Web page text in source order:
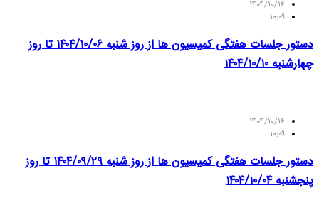
۱۴۰۴/۱۰/۱۶
۱۰:۰۹
دستور جلسات هفتگی کمیسیون ها از روز شنبه ۱۴۰۴/۱۰/۰۶ تا روز
چهارشنبه ۱۴۰۴/۱۰/۱۰
۱۴۰۴/۱۰/۱۶
۱۰:۰۹
دستور جلسات هفتگی کمیسیون ها از روز شنبه ۱۴۰۴/۰۹/۲۹ تا روز
پنجشنبه ۱۴۰۴/۱۰/۰۴